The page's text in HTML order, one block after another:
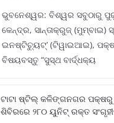
ଭୁବନେଶ୍ୱର: ବିଶ୍ୱର ସବୁଠାରୁ
କେନ୍ଦ୍ର, ସାନ୍ତାକ୍ରୁଜ୍ (ମୁମ୍ବାଇ)
ଇନଷ୍ଟିଚ୍ୟୁଟ୍‌’ (ଟିୱାଇଆଇ),
ବିଷୟବସ୍ତୁ “ସୁସ୍ଥ ବାର୍ଦ୍ଧକ୍ୟ
ଟାଟା ଷ୍ଟିଲ୍‌ କଳିଙ୍ଗନଗର ପକ୍ଷରୁ
ଶିବିରରେ ୨୮୦ ୟୁନିଟ୍‌ ରକ୍ତ